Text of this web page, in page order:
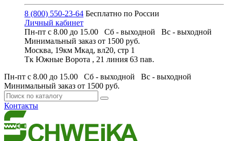
8 (800) 550-23-64 Бесплатно по России
Личный кабинет
Пн-пт с 8.00 до 15.00 Сб - выходной Вс - выходной
Минимальный заказ от 1500 руб.
Москва, 19км Мкад, вл20, стр 1
Тк Южные Ворота , 21 линия 63 пав.
Пн-пт с 8.00 до 15.00 Сб - выходной Вс - выходной
Минимальный заказ от 1500 руб.
Контакты